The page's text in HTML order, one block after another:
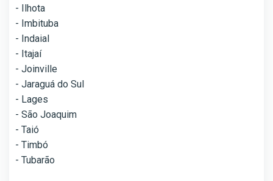
- Ilhota
- Imbituba
- Indaial
- Itajaí
- Joinville
- Jaraguá do Sul
- Lages
- São Joaquim
- Taió
- Timbó
- Tubarão